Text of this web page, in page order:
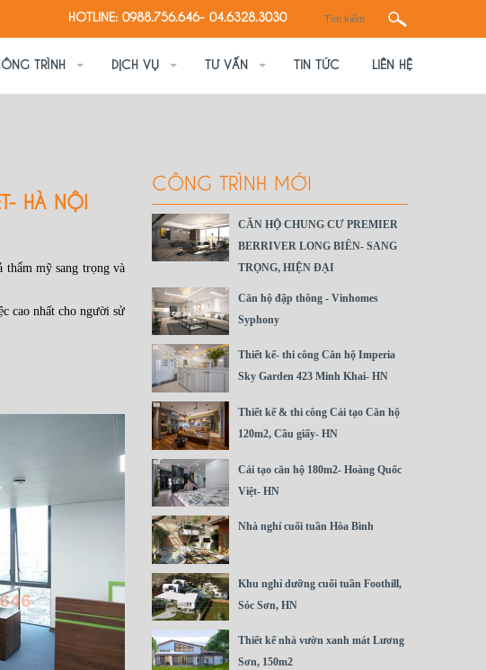
HOTLINE: 0988.756.646- 04.6328.3030
TRÌNH DỊCH VỤ TƯ VẤN TIN TỨC LIÊN HỆ
HÀ NỘI
thẩm mỹ sang trọng và
cao nhất cho người sử
CÔNG TRÌNH MỚI
CĂN HỘ CHUNG CƯ PREMIER
BERRIVER LONG BIÊN- SANG
TRỌNG, HIỆN ĐẠI
Căn hộ đập thông - Vinhomes
Syphony
Thiết kế- thi công Căn hộ Imperia
Sky Garden 423 Minh Khai- HN
Thiết kế & thi công Cải tạo Căn hộ
120m2, Cầu giấy- HN
Cải tạo căn hộ 180m2- Hoàng Quốc
Việt- HN
Nhà nghỉ cuối tuần Hòa Bình
Khu nghỉ dưỡng cuối tuần Foothill,
Sóc Sơn, HN
Thiết kế nhà vườn xanh mát Lương
Sơn, 150m2